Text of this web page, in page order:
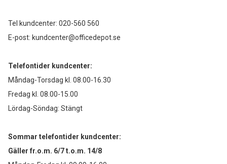
Tel kundcenter: 020-560 560
E-post: kundcenter@officedepot.se
Telefontider kundcenter:
Måndag-Torsdag kl. 08.00-16.30
Fredag kl. 08.00-15.00
Lördag-Söndag: Stängt
Sommar telefontider kundcenter:
Gäller fr.o.m. 6/7 t.o.m. 14/8